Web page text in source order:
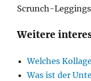
Scrunch-
Weitere
Welches
Was ist der